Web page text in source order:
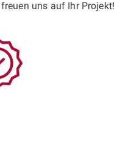
uns auf Ihr Projekt!